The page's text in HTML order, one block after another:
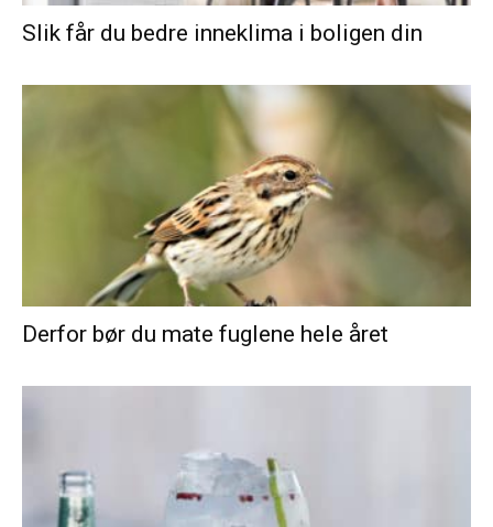
Slik får du bedre inneklima i boligen din
Derfor bør du mate fuglene hele året